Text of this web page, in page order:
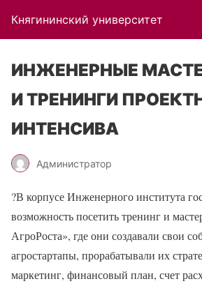
Княгининский университет
ИНЖЕНЕРНЫЕ
И ТРЕНИНГИ
ИНТЕНСИВА
Администратор
?В корпусе Инженерного института
возможность посетить тренинг и
АгроРоста», где они создавали свои
агростартапы, прорабатывали их
маркетинг, финансовый план, счет